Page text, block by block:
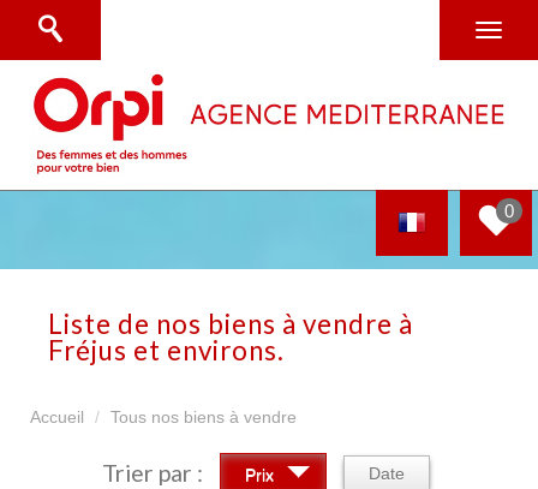
0
Liste de nos biens à vendre à
Fréjus et environs.
Accueil Tous nos biens à vendre
Trier par : Prix Date